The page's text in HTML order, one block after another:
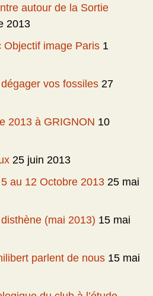
autour de la Sortie
2013
Objectif image Paris 1
vos fossiles 27
2013 à GRIGNON 10
25 juin 2013
au 12 Octobre 2013 25 mai
(mai 2013) 15 mai
parlent de nous 15 mai